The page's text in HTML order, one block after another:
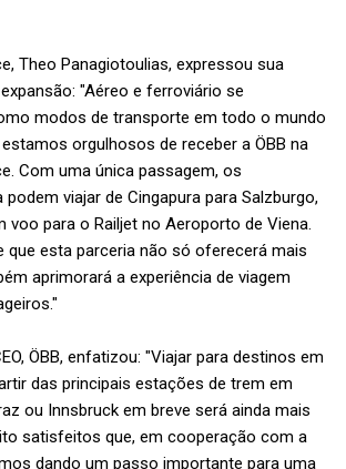
Theo Panagiotoulias, expressou sua
"Aéreo e ferroviário se
modos de transporte em todo o mundo
orgulhosos de receber a ÖBB na
Com uma única passagem, os
viajar de Cingapura para Salzburgo,
voo para o Railjet no Aeroporto de Viena.
que esta parceria não só oferecerá mais
aprimorará a experiência de viagem
ÖBB, enfatizou: "Viajar para destinos em
das principais estações de trem em
ou Innsbruck em breve será ainda mais
satisfeitos que, em cooperação com a
dando um passo importante para uma